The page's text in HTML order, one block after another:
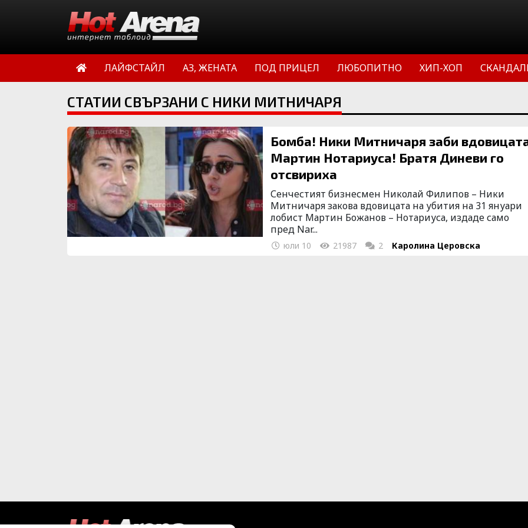
ЛАЙФСТАЙЛ АЗ, ЖЕНАТА ПОД ПРИЦЕЛ ЛЮБОПИТНО ХИП-ХОП
СТАТИИ СВЪРЗАНИ С НИКИ МИТНИЧАРЯ
Бомба! Ники Митничаря заби
Мартин Нотариуса! Братя Диневи го
отсвириха
Сенчестият бизнесмен Николай Филипов – Ники
Митничаря закова вдовицата на убития на 31 януари
лобист Мартин Божанов – Нотариуса, издаде само
пред Nar...
юли 10 21987 2 Каролина Церовска